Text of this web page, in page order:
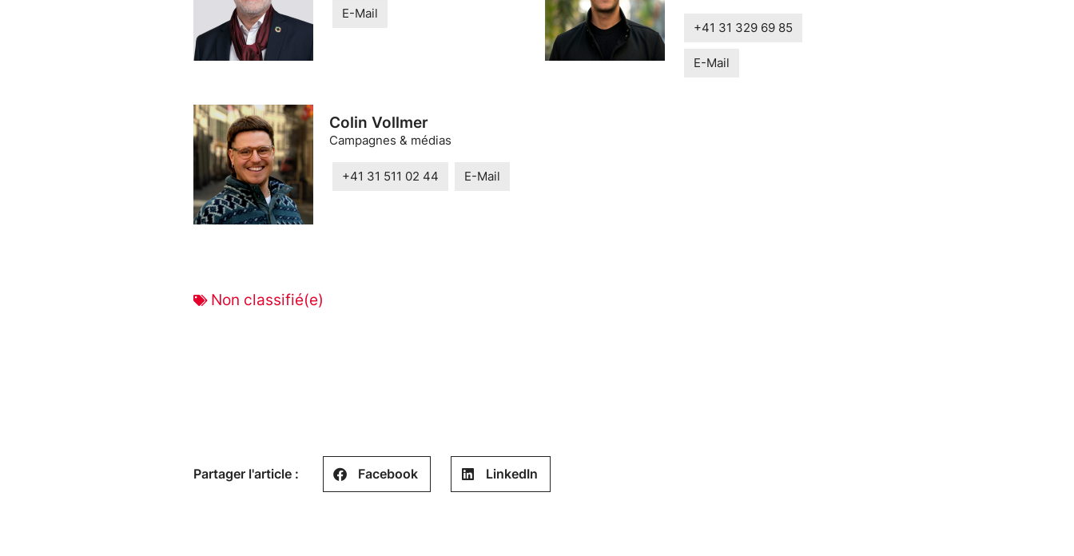
E-Mail
+41 31 329 69 85
E-Mail
Colin Vollmer
Campagnes & médias
+41 31 511 02 44 E-Mail
Non classifié(e)
Partager l'article : Facebook LinkedIn